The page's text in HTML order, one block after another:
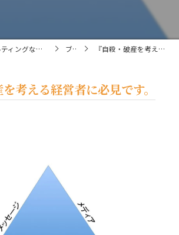
名古屋のコンサルティングなら経営コンサルタント毛利京申 ブログ 『自殺・破産を考える経営者に必見です。
を考える経営者に必見です。